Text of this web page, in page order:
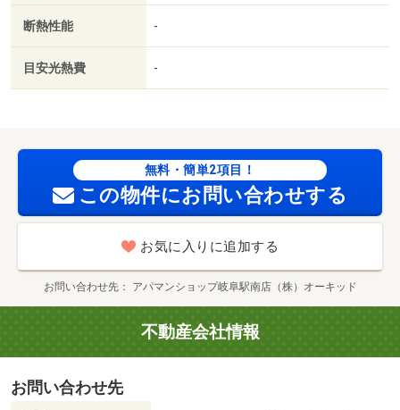
断熱性能 -
目安光熱費 -
無料・簡単2項目！
この物件にお問い合わせする
お気に入りに追加する
お問い合わせ先 アパマンショップ岐阜駅南店（株）オーキッド
不動産会社情報
お問い合わせ先